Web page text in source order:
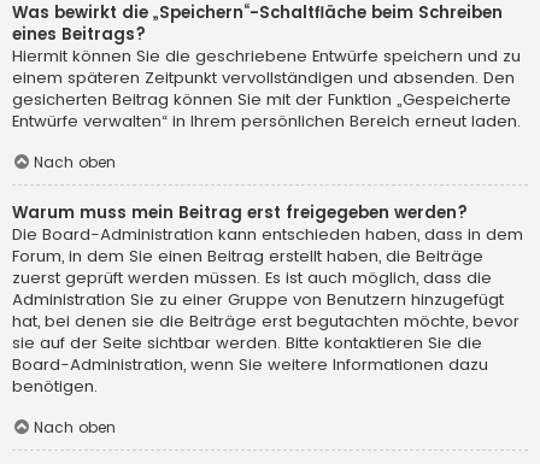
Was bewirkt die „Speichern“-Schaltfläche beim Schreiben
eines Beitrags?
Hiermit können Sie die geschriebene Entwürfe speichern und zu
einem späteren Zeitpunkt vervollständigen und absenden. Den
gesicherten Beitrag können Sie mit der Funktion „Gespeicherte
Entwürfe verwalten“ in Ihrem persönlichen Bereich erneut laden.
Nach oben
Warum muss mein Beitrag erst freigegeben werden?
Die Board-Administration kann entschieden haben, dass in dem
Forum, in dem Sie einen Beitrag erstellt haben, die Beiträge
zuerst geprüft werden müssen. Es ist auch möglich, dass die
Administration Sie zu einer Gruppe von Benutzern hinzugefügt
hat, bei denen sie die Beiträge erst begutachten möchte, bevor
sie auf der Seite sichtbar werden. Bitte kontaktieren Sie die
Board-Administration, wenn Sie weitere Informationen dazu
benötigen.
Nach oben